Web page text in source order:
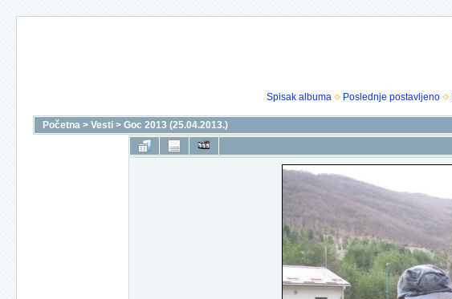
Spisak albuma
Poslednje postavljeno
Početna > Vesti > Goc 2013 (25.04.2013.)